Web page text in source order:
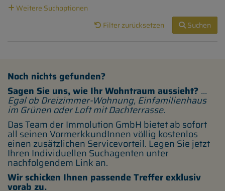
Weitere Suchoptionen
Filter zurücksetzen
Suchen
Noch nichts gefunden?
Sagen Sie uns, wie Ihr Wohntraum aussieht? ...
Egal ob Dreizimmer-Wohnung, Einfamilienhaus
im Grünen oder Loft mit Dachterrasse.
Das Team der Immolution GmbH bietet ab sofort
all seinen VormerkkundInnen völlig kostenlos
einen zusätzlichen Servicevorteil. Legen Sie jetzt
Ihren Individuellen Suchagenten unter
nachfolgendem Link an.
Wir schicken Ihnen passende Treffer exklusiv
vorab zu.